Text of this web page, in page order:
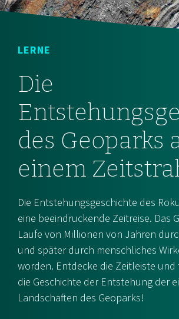
LERNE
Die
des Geoparks
einem
Die Entstehungsgeschichte des
eine beeindruckende Zeitreise. Das
Laufe von Millionen von Jahren
und später durch menschliches
worden. Entdecke die Zeitleiste und
die Geschichte der Entstehung der
Landschaften des Geoparks!